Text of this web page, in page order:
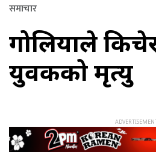
समाचार
गोलियाले
युवकको मृत्यु